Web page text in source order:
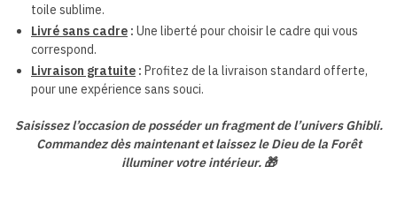
toile sublime.
Livré sans cadre : Une liberté pour choisir le cadre qui vous
correspond.
Livraison gratuite : Profitez de la livraison standard offerte,
pour une expérience sans souci.
Saisissez l’occasion de posséder un fragment de l’univers Ghibli.
Commandez dès maintenant et laissez le Dieu de la Forêt
illuminer votre intérieur. 🎁